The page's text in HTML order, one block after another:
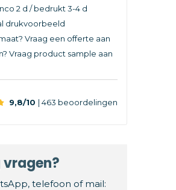
2 d / bedrukt 3-4 d
drukvoorbeeld
Vraag een offerte aan
Vraag product sample aan
9,8/10 | 463 beoordelingen
vragen?
telefoon of mail: